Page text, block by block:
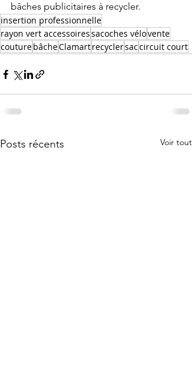
bâches publicitaires à recycler.
insertion professionnelle
rayon vert accessoiressacoches vélovente
couturebâcheClamartrecyclersaccircuit court
Posts récents Voir tout